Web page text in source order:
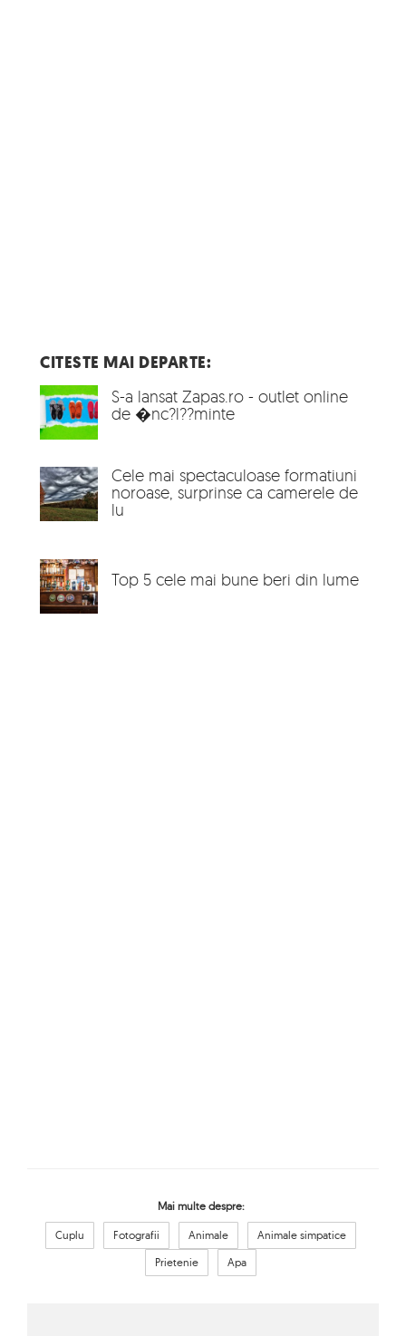
CITESTE MAI DEPARTE:
S-a lansat Zapas.ro - outlet online
de �nc?l??minte
Cele mai spectaculoase formatiuni
noroase, surprinse ca camerele de
lu
Top 5 cele mai bune beri din lume
Mai multe despre:
Cuplu Fotografii Animale
Animale simpatice
Prietenie
Apa